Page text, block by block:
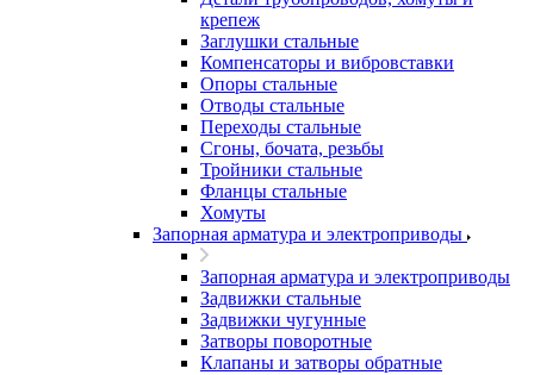
крепеж
Заглушки стальные
Компенсаторы и вибровставки
Опоры стальные
Отводы стальные
Переходы стальные
Сгоны, бочата, резьбы
Тройники стальные
Фланцы стальные
Хомуты
Запорная арматура и электроприводы
Запорная арматура и электроприводы
Задвижки стальные
Задвижки чугунные
Затворы поворотные
Клапаны и затворы обратные